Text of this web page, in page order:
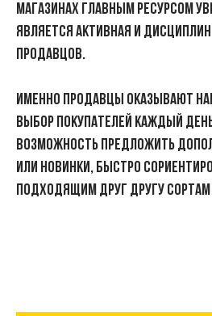
магазинах главным ресурсом
является активная и
продавцов.
Именно продавцы оказывают
выбор покупателей каждый
возможность предложить
или новинки, быстро
подходящим друг другу